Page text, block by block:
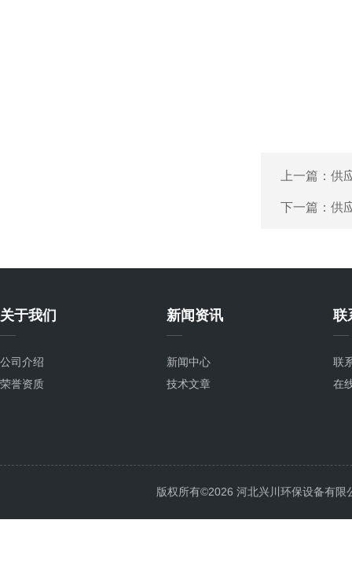
上一篇： 供
下一篇： 供
关于我们
公司介绍
荣誉资质
新闻资讯
新闻中心
技术文章
联
联
在
版权所有©2026 河北兴川环保设备有